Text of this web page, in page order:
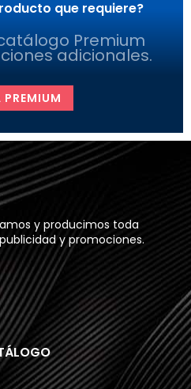
que requiere?
Premium
adicionales.
PREMIUM
y producimos toda
y promociones.